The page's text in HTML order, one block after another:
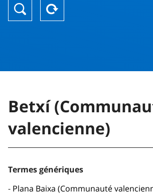
Betxí
valencienne)
Termes génériques
Plana Baixa (Communauté